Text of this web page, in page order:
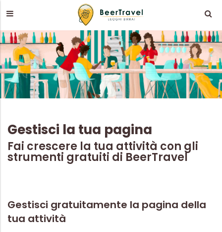
Gestisci la tua pagina
Fai crescere la tua attività con gli
strumenti gratuiti di BeerTravel
Gestisci gratuitamente la pagina della
tua attività